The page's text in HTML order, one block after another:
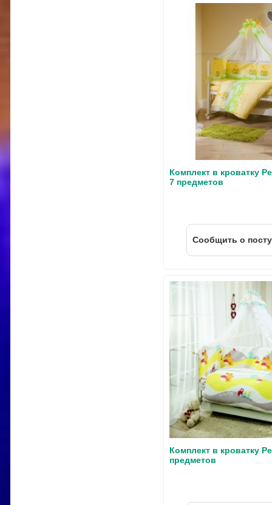
Комплект в кроватку
7 предметов
Cообщить о
Комплект в кроватку
предметов